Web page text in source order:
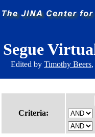
Segue
Edited by Timothy Beers
Criteria: